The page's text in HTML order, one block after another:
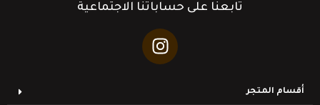
تابعنا على حساباتنا الاجتماعية
أقسام المتجر